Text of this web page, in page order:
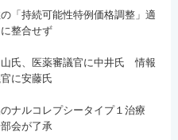
「持続可能性特例価格調整」適
整合せず
氏、医薬審議官に中井氏 情報
に安藤氏
ナルコレプシータイプ１治療
会が了承